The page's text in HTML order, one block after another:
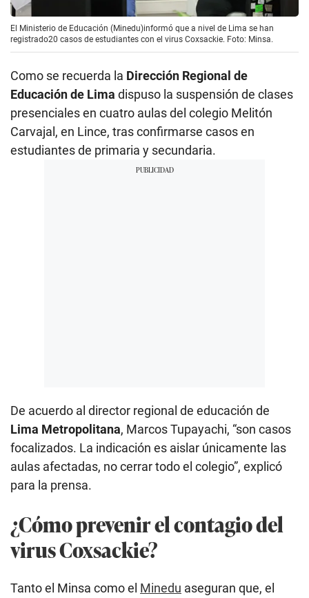
El Ministerio de Educación (Minedu)informó que a nivel de Lima se han
registrado20 casos de estudiantes con el virus Coxsackie. Foto: Minsa.
Como se recuerda la Dirección Regional de
Educación de Lima dispuso la suspensión de clases
presenciales en cuatro aulas del colegio Melitón
Carvajal, en Lince, tras confirmarse casos en
estudiantes de primaria y secundaria.
De acuerdo al director regional de educación de
Lima Metropolitana, Marcos Tupayachi, “son casos
focalizados. La indicación es aislar únicamente las
aulas afectadas, no cerrar todo el colegio”, explicó
para la prensa.
¿Cómo prevenir el contagio del
virus Coxsackie?
Tanto el Minsa como el Minedu aseguran que, el